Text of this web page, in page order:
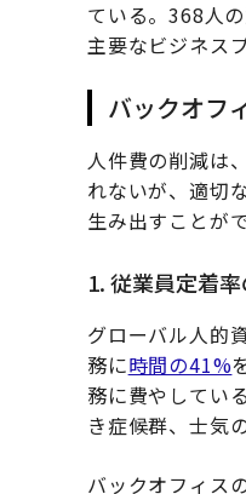
ている。368人
主要なビジネス
バックオフ
人件費の削減は
れないが、適切
生み出すことが
1. 従業員定着
グローバル人的
務に時間の41%
務に費やしてい
き症候群、士気
バックオフィス